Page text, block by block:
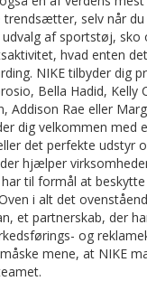
selv når
af sportstøj,
hvad enten
NIKE tilbyder
Bella Hadid,
Addison Rae eller
dig velkommen
det perfekte udstyr
hjælper
til formål at
i alt det
et partnerskab, der
og
mene, at NIKE